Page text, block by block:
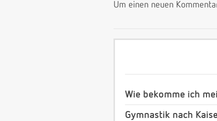
Um einen neuen
Wie bekomme ich
Gymnastik nach